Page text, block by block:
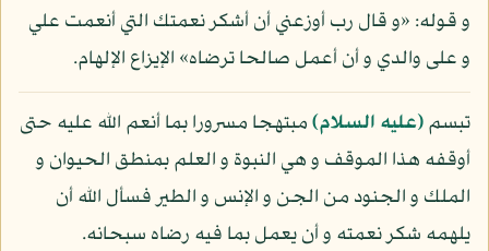
و قوله: «و قال رب أوزعني أن أشكر نعمتك التي أنعمت علي
و على والدي و أن أعمل صالحا ترضاه» الإيزاع الإلهام.
تبسم(عليه السلام)مبتهجا مسرورا بما أنعم الله عليه حتى
أوقفه هذا الموقف و هي النبوة و العلم بمنطق الحيوان و
الملك و الجنود من الجن و الإنس و الطير فسأل الله أن
يلهمه شكر نعمته و أن يعمل بما فيه رضاه سبحانه.